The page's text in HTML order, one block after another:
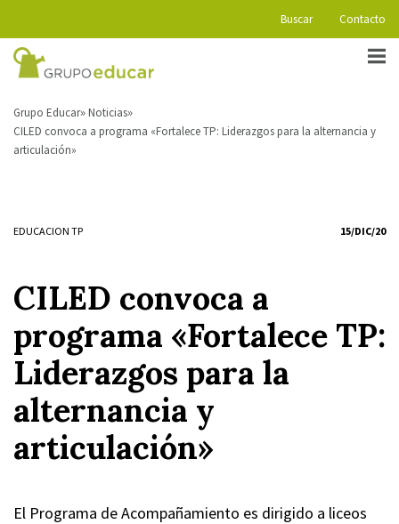
Buscar Contacto
Grupo Educar Noticias
CILED convoca a programa «Fortalece TP: Liderazgos para la alternancia y
articulación»
EDUCACION TP 15/DIC/20
CILED convoca a
programa «Fortalece TP:
Liderazgos para la
alternancia y
articulación»
El Programa de Acompañamiento es dirigido a liceos